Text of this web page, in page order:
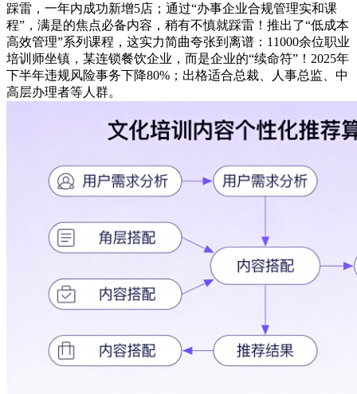
踩雷，一年内成功新增5店；通过“办事企业合规管理实和课
程”，满是的焦点必备内容，稍有不慎就踩雷！推出了“低成本
高效管理”系列课程，这实力简曲夸张到离谱：11000余位职业
培训师坐镇，某连锁餐饮企业，而是企业的“续命符”！2025年
下半年违规风险事务下降80%；出格适合总裁、人事总监、中
高层办理者等人群。